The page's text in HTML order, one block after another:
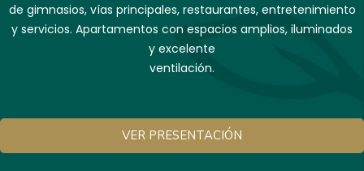
de gimnasios, vías principales, restaurantes, entretenimiento
y servicios. Apartamentos con espacios amplios, iluminados
y excelente
ventilación.
VER PRESENTACIÓN